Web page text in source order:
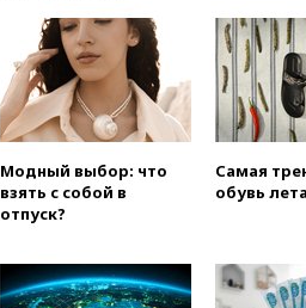
Модный выбор: что
взять с собой в
отпуск?
Самая
обувь